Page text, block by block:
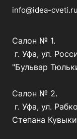
info@idea-cveti.ru
Салон № 1.
г. Уфа, ул.
"Бульвар
Салон № 2.
г. Уфа, ул.
Степана